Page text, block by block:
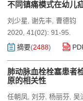
不同镇痛模式在幼儿
刘少星, 谢先丰, 曹德钧
2020, 41(02): 91-95.
摘要(2488)
肺动脉血栓栓塞患者
原的相关性
任朝凤 , 刘芬, 杨丽芬, 吴